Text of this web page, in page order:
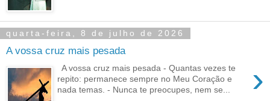
quarta-feira, 8 de julho de 2026
A vossa cruz mais pesada
›
A vossa cruz mais pesada - Quantas vezes te
repito: permanece sempre no Meu Coração e
nada temas. - Nunca te preocupes, nem se...